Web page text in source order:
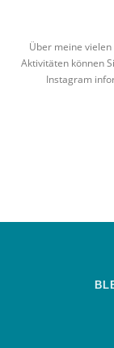
Über meine
Aktivitäten können
Instagram